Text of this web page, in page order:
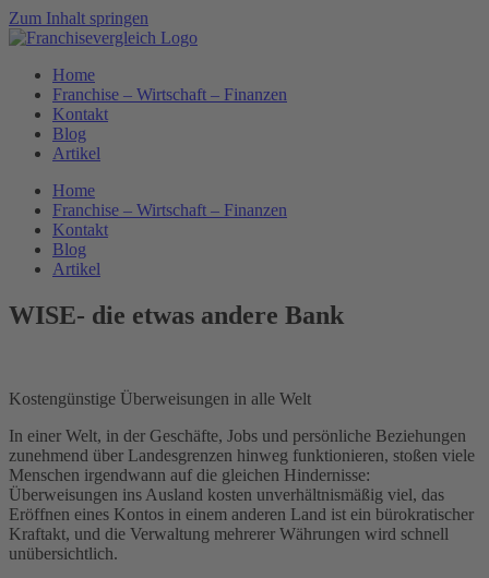
Zum Inhalt springen
Home
Franchise – Wirtschaft – Finanzen
Kontakt
Blog
Artikel
Home
Franchise – Wirtschaft – Finanzen
Kontakt
Blog
Artikel
WISE- die etwas andere Bank
Kostengünstige Überweisungen in alle Welt
In einer Welt, in der Geschäfte, Jobs und persönliche Beziehungen
zunehmend über Landesgrenzen hinweg funktionieren, stoßen viele
Menschen irgendwann auf die gleichen Hindernisse:
Überweisungen ins Ausland kosten unverhältnismäßig viel, das
Eröffnen eines Kontos in einem anderen Land ist ein bürokratischer
Kraftakt, und die Verwaltung mehrerer Währungen wird schnell
unübersichtlich.